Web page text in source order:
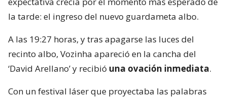
la tarde: el ingreso del nuevo guardameta albo.
A las 19:27 horas, y tras apagarse las luces del
recinto albo, Vozinha apareció en la cancha del
‘David Arellano’ y recibió una ovación inmediata.
Con un festival láser que proyectaba las palabras